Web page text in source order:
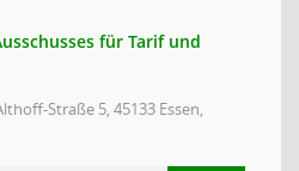
für Tarif und
Straße 5, 45133 Essen,